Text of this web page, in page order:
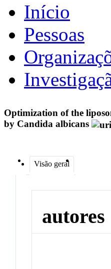
Início
Pessoas
Optimization of the
by Candida albicans
Visão geral
autores